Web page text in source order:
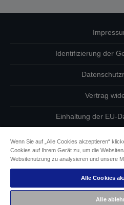
Identifizierung der
Vertrag
Einhaltung der EU-
Informationen
Epson Engagement
Wenn Sie auf „Alle Cookies akzeptieren“
Cookies auf Ihrem Gerät zu, um die
Websitenutzung zu analysieren und unsere
Alle Cookies
Alle